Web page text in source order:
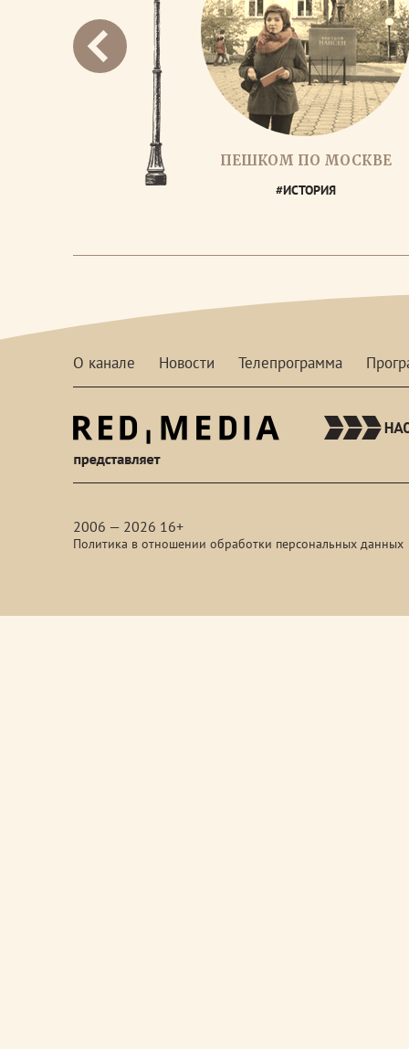
ПЕШКОМ ПО МОСКВЕ
#ИСТОРИЯ
О канале Новости Телепрограмма
2006 — 2026 16+
Политика в отношении обработки персональных данных